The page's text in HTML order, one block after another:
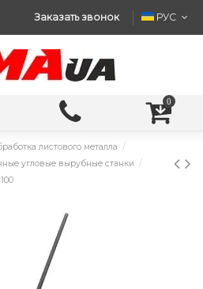
Заказать звонок РУС
0
листового металла
угловые вырубные станки